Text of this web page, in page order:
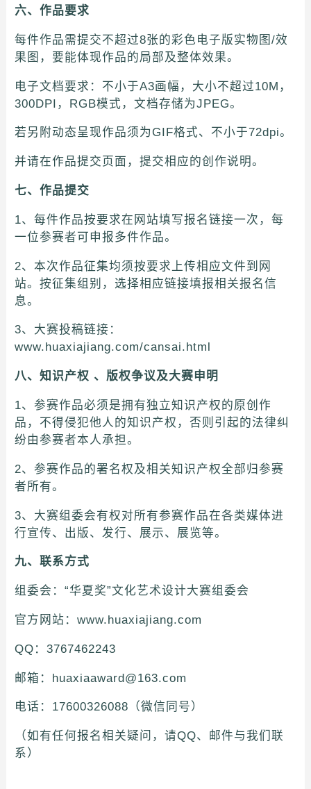
六、作品要求
每件作品需提交不超过8张的彩色电子版实物图/效
果图，要能体现作品的局部及整体效果。
电子文档要求：不小于A3画幅，大小不超过10M，
300DPI，RGB模式，文档存储为JPEG。
若另附动态呈现作品须为GIF格式、不小于72dpi。
并请在作品提交页面，提交相应的创作说明。
七、作品提交
1、每件作品按要求在网站填写报名链接一次，每
一位参赛者可申报多件作品。
2、本次作品征集均须按要求上传相应文件到网
站。按征集组别，选择相应链接填报相关报名信
息。
3、大赛投稿链接：
www.huaxiajiang.com/cansai.html
八、知识产权 、版权争议及大赛申明
1、参赛作品必须是拥有独立知识产权的原创作
品，不得侵犯他人的知识产权，否则引起的法律纠
纷由参赛者本人承担。
2、参赛作品的署名权及相关知识产权全部归参赛
者所有。
3、大赛组委会有权对所有参赛作品在各类媒体进
行宣传、出版、发行、展示、展览等。
九、联系方式
组委会：“华夏奖”文化艺术设计大赛组委会
官方网站：www.huaxiajiang.com
QQ：3767462243
邮箱：huaxiaaward@163.com
电话：17600326088（微信同号）
（如有任何报名相关疑问，请QQ、邮件与我们联
系）